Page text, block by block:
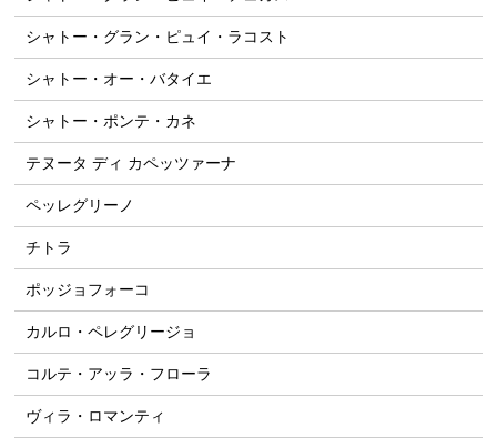
シャトー・グラン・ピュイ・ラコスト
シャトー・オー・バタイエ
シャトー・ポンテ・カネ
テヌータ ディ カペッツァーナ
ペッレグリーノ
チトラ
ポッジョフォーコ
カルロ・ペレグリージョ
コルテ・アッラ・フローラ
ヴィラ・ロマンティ